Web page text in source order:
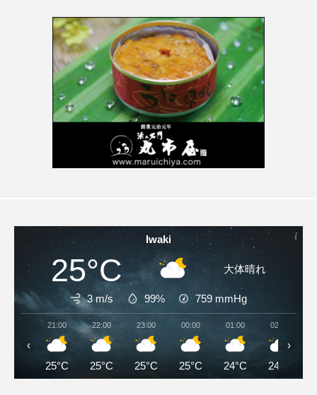
Iwaki
25°C 大体晴れ
3 m/s 99% 759 mmHg
21:00
25°C
22:00
25°C
23:00
25°C
00:00
25°C
01:00
24°C
02:00
24°C
‹ ›